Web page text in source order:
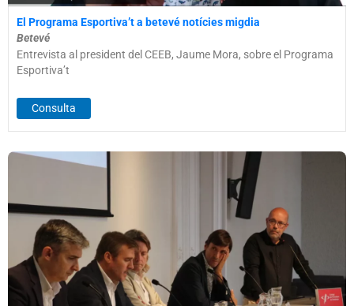
El Programa Esportiva’t a betevé notícies migdia
Betevé
Entrevista al president del CEEB, Jaume Mora, sobre el Programa
Esportiva’t
Consulta